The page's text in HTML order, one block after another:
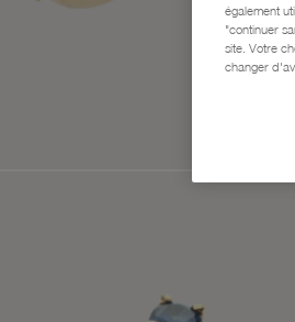
également
"continuer
site. Votre
changer